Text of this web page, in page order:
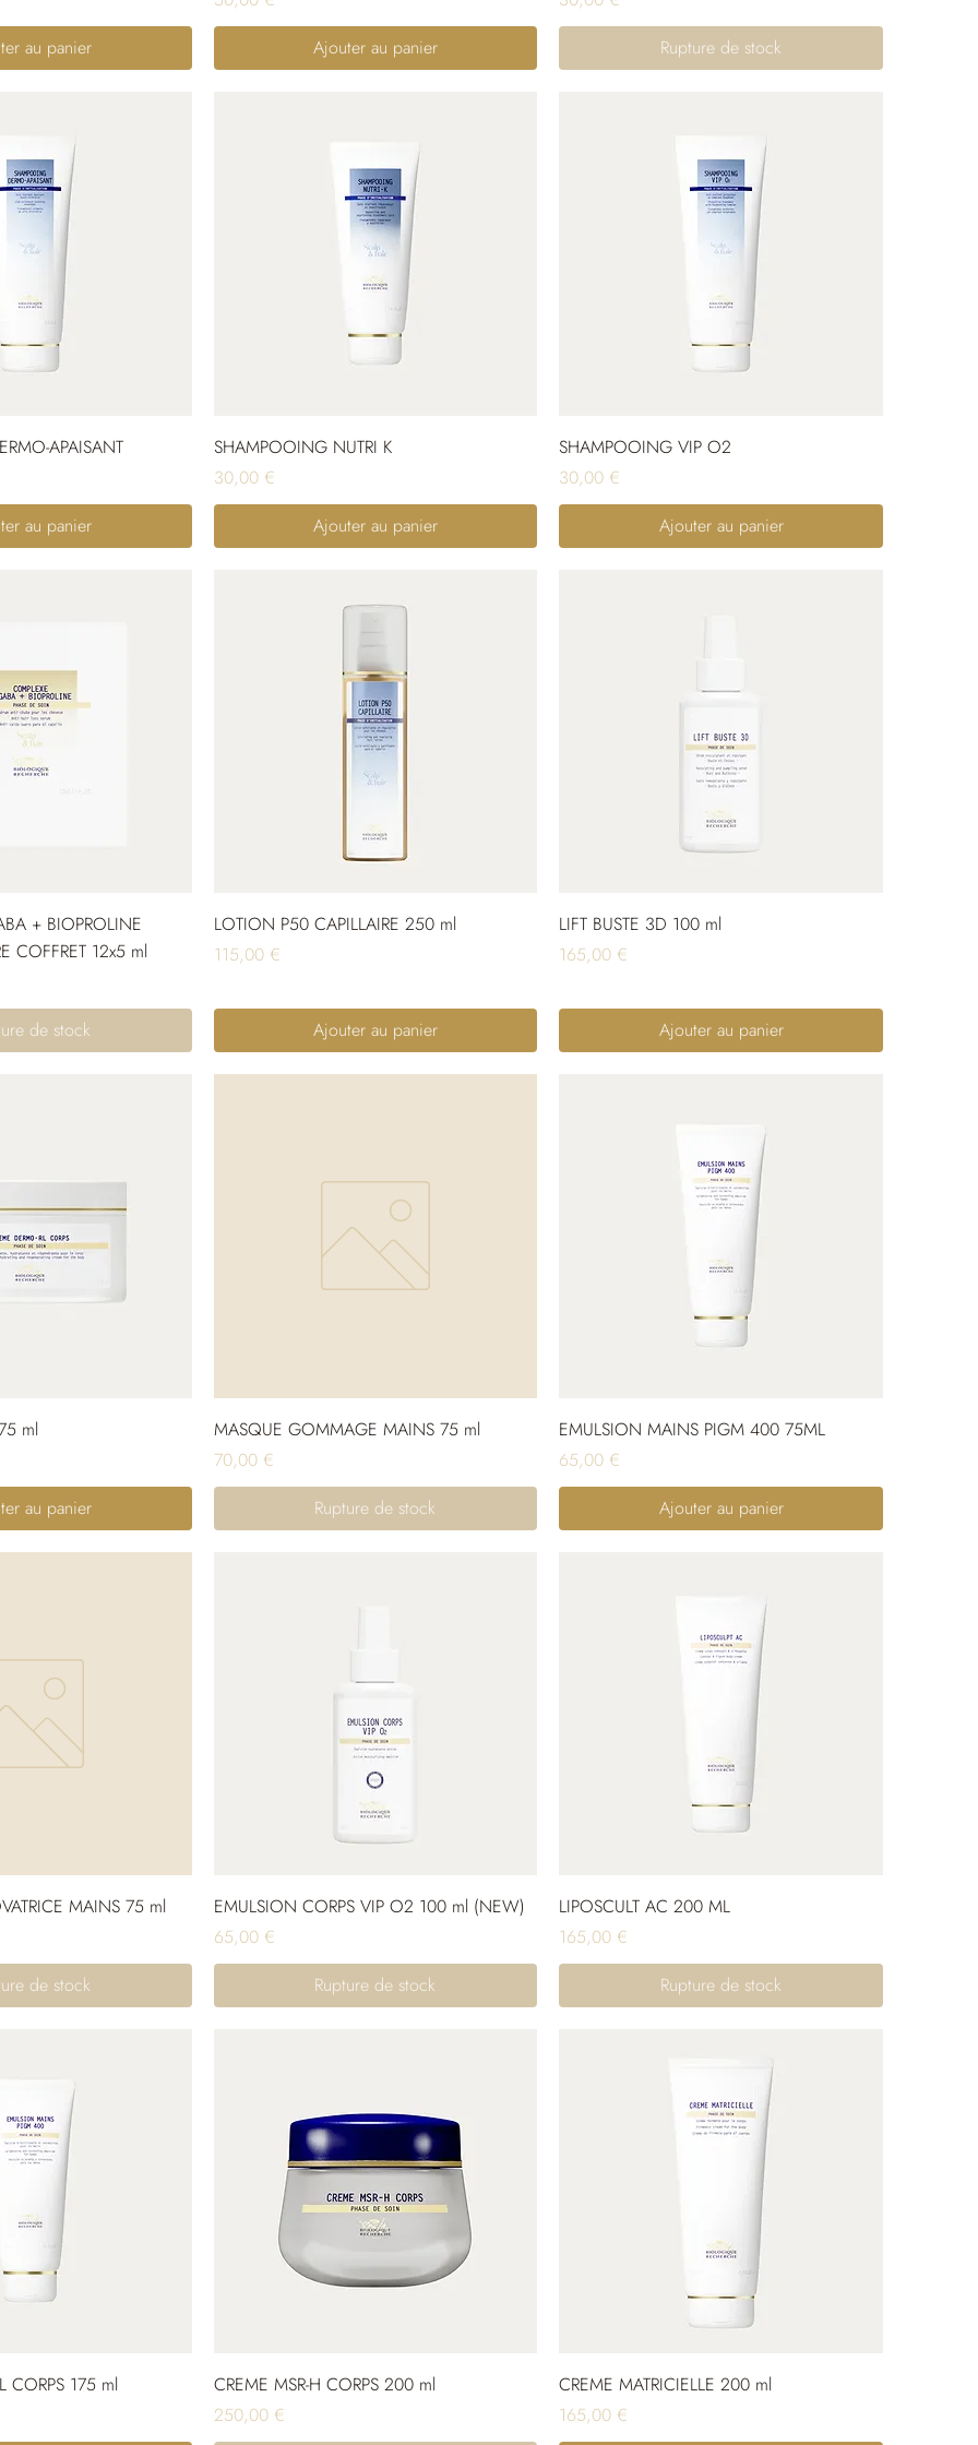
au panier
Ajouter au panier
Rupture de stock
APAISANT
au panier
SHAMPOOING NUTRI K
Prix
30,00 €
Ajouter au panier
SHAMPOOING VIP O2
Prix
30,00 €
Ajouter au panier
+ BIOPROLINE
COFFRET 12x5 ml
de stock
LOTION P50 CAPILLAIRE 250 ml
Prix
115,00 €
Ajouter au panier
LIFT BUSTE 3D 100 ml
Prix
165,00 €
Ajouter au panier
ml
au panier
MASQUE GOMMAGE MAINS 75 ml
Prix
70,00 €
Rupture de stock
EMULSION MAINS PIGM 400 75ML
Prix
65,00 €
Ajouter au panier
MAINS 75 ml
de stock
EMULSION CORPS VIP O2 100 ml (NEW)
Prix
65,00 €
Rupture de stock
LIPOSCULT AC 200 ML
Prix
165,00 €
Rupture de stock
CORPS 175 ml
CREME MSR-H CORPS 200 ml
Prix
250,00 €
CREME MATRICIELLE 200 ml
Prix
165,00 €